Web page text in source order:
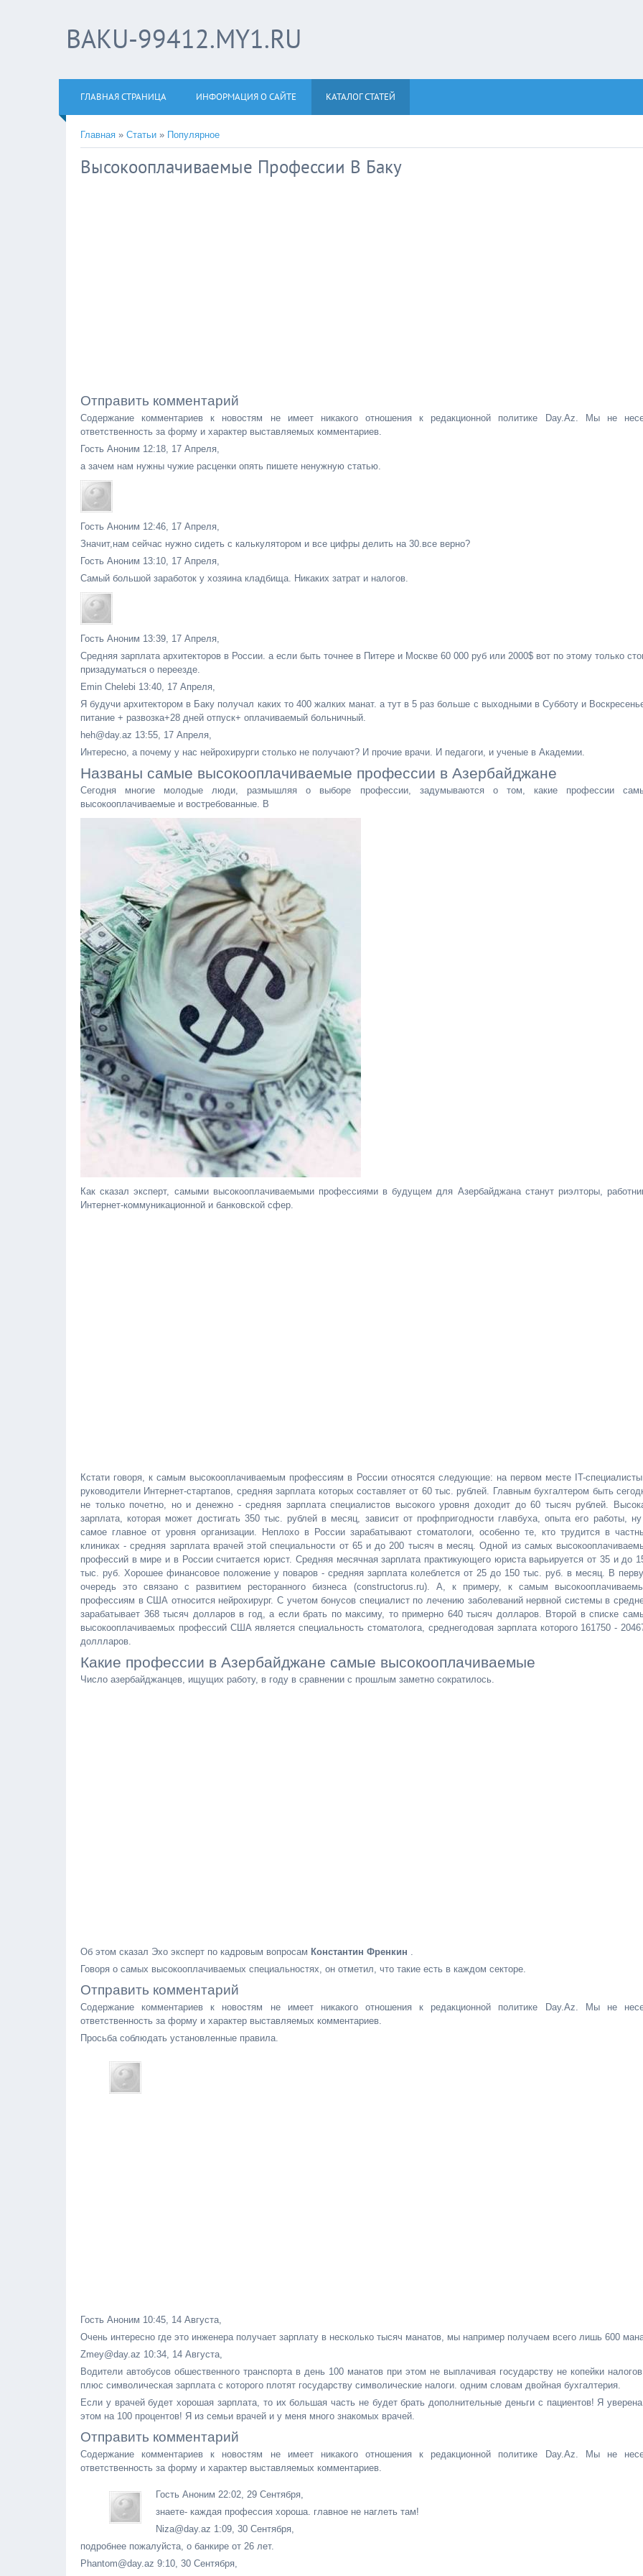
BAKU-99412.MY1.RU
ГЛАВНАЯ СТРАНИЦА ИНФОРМАЦИЯ О САЙТЕ КАТАЛОГ СТАТЕЙ
Главная » Статьи » Популярное
Высокооплачиваемые Профессии В Баку
Отправить комментарий
Содержание комментариев к новостям не имеет никакого отношения к редакционной политике Day.Az. Мы не
ответственность за форму и характер выставляемых комментариев.
Гость Аноним 12:18, 17 Апреля,
а зачем нам нужны чужие расценки опять пишете ненужную статью.
Гость Аноним 12:46, 17 Апреля,
Значит,нам сейчас нужно сидеть с калькулятором и все цифры делить на 30.все верно?
Гость Аноним 13:10, 17 Апреля,
Самый большой заработок у хозяина кладбища. Никаких затрат и налогов.
Гость Аноним 13:39, 17 Апреля,
Средняя зарплата архитекторов в России. а если быть точнее в Питере и Москве 60 000 руб или 2000$ вот по этому только
призадуматься о переезде.
Emin Chelebi 13:40, 17 Апреля,
Я будучи архитектором в Баку получал каких то 400 жалких манат. а тут в 5 раз больше с выходными в Субботу и
питание + развозка+28 дней отпуск+ оплачиваемый больничный.
heh@day.az 13:55, 17 Апреля,
Интересно, а почему у нас нейрохирурги столько не получают? И прочие врачи. И педагоги, и ученые в Академии.
Названы самые высокооплачиваемые профессии в Азербайджане
Сегодня многие молодые люди, размышляя о выборе профессии, задумываются о том, какие профессии
высокооплачиваемые и востребованные. В
Как сказал эксперт, самыми высокооплачиваемыми профессиями в будущем для Азербайджана станут риэлторы,
Интернет-коммуникационной и банковской сфер.
Кстати говоря, к самым высокооплачиваемым профессиям в России относятся следующие: на первом месте IT-
руководители Интернет-стартапов, средняя зарплата которых составляет от 60 тыс. рублей. Главным бухгалтером быть
не только почетно, но и денежно - средняя зарплата специалистов высокого уровня доходит до 60 тысяч рублей.
зарплата, которая может достигать 350 тыс. рублей в месяц, зависит от профпригодности главбуха, опыта его работы,
самое главное от уровня организации. Неплохо в России зарабатывают стоматологи, особенно те, кто трудится в
клиниках - средняя зарплата врачей этой специальности от 65 и до 200 тысяч в месяц. Одной из самых
профессий в мире и в России считается юрист. Средняя месячная зарплата практикующего юриста варьируется от 35 и до
тыс. руб. Хорошее финансовое положение у поваров - средняя зарплата колеблется от 25 до 150 тыс. руб. в месяц. В
очередь это связано с развитием ресторанного бизнеса (constructorus.ru). А, к примеру, к самым
профессиям в США относится нейрохирург. С учетом бонусов специалист по лечению заболеваний нервной системы в
зарабатывает 368 тысяч долларов в год, а если брать по максиму, то примерно 640 тысяч долларов. Второй в списке
высокооплачиваемых профессий США является специальность стоматолога, среднегодовая зарплата которого 161750 -
доллларов.
Какие профессии в Азербайджане самые высокооплачиваемые
Число азербайджанцев, ищущих работу, в году в сравнении с прошлым заметно сократилось.
Об этом сказал Эхо эксперт по кадровым вопросам Константин Френкин .
Говоря о самых высокооплачиваемых специальностях, он отметил, что такие есть в каждом секторе.
Отправить комментарий
Содержание комментариев к новостям не имеет никакого отношения к редакционной политике Day.Az. Мы не
ответственность за форму и характер выставляемых комментариев.
Просьба соблюдать установленные правила.
Гость Аноним 10:45, 14 Августа,
Очень интересно где это инженера получает зарплату в несколько тысяч манатов, мы например получаем всего лишь 600
Zmey@day.az 10:34, 14 Августа,
Водители автобусов обшественного транспорта в день 100 манатов при этом не выплачивая государству не копейки
плюс символическая зарплата с которого плотят государству символические налоги. одним словам двойная бухгалтерия.
Если у врачей будет хорошая зарплата, то их большая часть не будет брать дополнительные деньги с пациентов! Я
этом на 100 процентов! Я из семьи врачей и у меня много знакомых врачей.
Отправить комментарий
Содержание комментариев к новостям не имеет никакого отношения к редакционной политике Day.Az. Мы не
ответственность за форму и характер выставляемых комментариев.
Гость Аноним 22:02, 29 Сентября,
знаете- каждая профессия хороша. главное не наглеть там!
Niza@day.az 1:09, 30 Сентября,
подробнее пожалуйста, о банкире от 26 лет.
Phantom@day.az 9:10, 30 Сентября,